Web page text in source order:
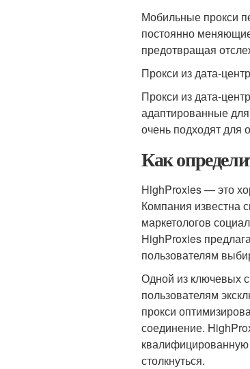
Мобильные прокси
постоянно
предотвращая
Прокси из дата-
Прокси из дата-
адаптированные
очень подходят для
Как
HighProxies — это
Компания известна
маркетологов
HighProxies
пользователям
Одной из ключевых
пользователям
прокси
соединение.
столкнуться.